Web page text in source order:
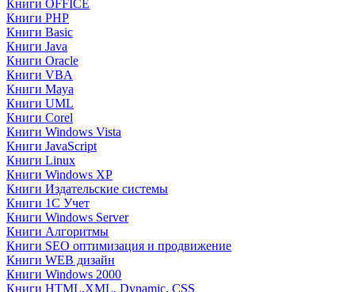
Книги OFFICE
Книги PHP
Книги Basic
Книги Java
Книги Oracle
Книги VBA
Книги Maya
Книги UML
Книги Corel
Книги Windows Vista
Книги JavaScript
Книги Linux
Книги Windows XP
Книги Издательские системы
Книги 1C Учет
Книги Windows Server
Книги Алгоритмы
Книги SEO оптимизация и продвижение
Книги WEB дизайн
Книги Windows 2000
Книги HTML,XML, Dynamic, CSS